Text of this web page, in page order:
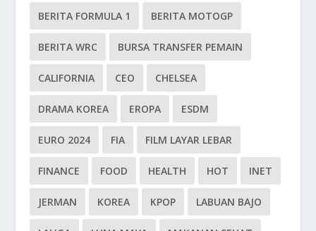
BERITA FORMULA 1 BERITA MOTOGP
BERITA WRC BURSA TRANSFER PEMAIN
CALIFORNIA CEO CHELSEA
DRAMA KOREA EROPA ESDM
EURO 2024 FIA FILM LAYAR LEBAR
FINANCE FOOD HEALTH HOT INET
JERMAN KOREA KPOP LABUAN BAJO